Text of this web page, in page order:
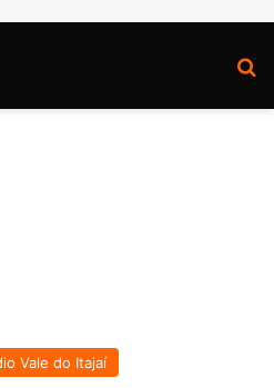
Vale do Itajaí